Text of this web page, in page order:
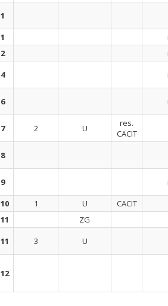
1
1
2
4
6
7 2 U
res.
CACIT
8
9
10 1 U
CACIT
11
ZG
11 3
U
12